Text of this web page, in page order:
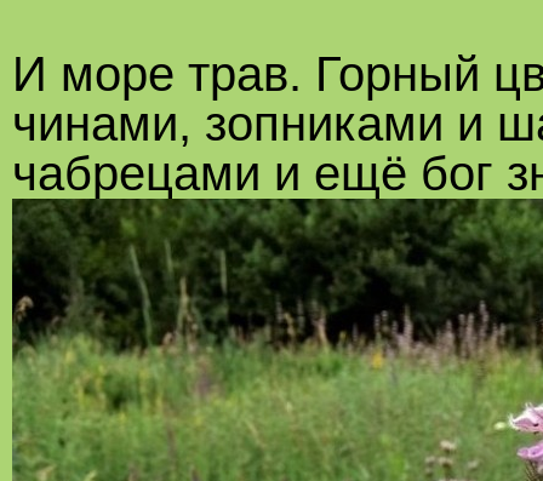
И море трав. Горный
чинами, зопниками и
чабрецами и ещё бог